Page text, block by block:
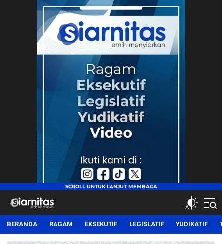
siarnitas
Jernih Menyiarkan
BERANDA RAGAM EKSEKUTIF LEGISLATIF YUDIKATIF